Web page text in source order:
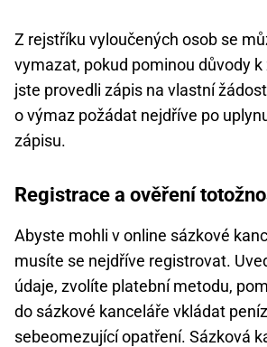
Z rejstříku vyloučených osob se
vymazat, pokud pominou důvody
jste provedli zápis na vlastní
o výmaz požádat nejdříve po
zápisu.
Registrace a ověření
Abyste mohli v online sázkové
musíte se nejdříve registrovat.
údaje, zvolíte platební metodu,
do sázkové kanceláře vkládat
sebeomezující opatření. Sázková